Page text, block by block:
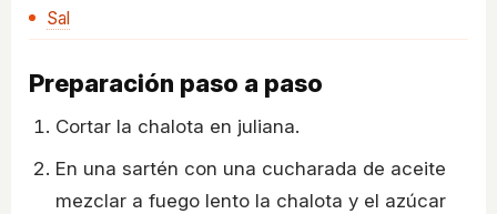
Sal
Preparación paso a paso
Cortar la chalota en juliana.
En una sartén con una cucharada de aceite
mezclar a fuego lento la chalota y el azúcar